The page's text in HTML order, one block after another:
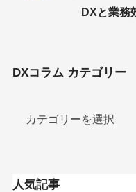
DXと業務
DXコラム カテゴリー
人気記事